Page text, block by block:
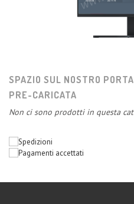
SPAZIO SUL NOSTRO
PRE-CARICATA
Non ci sono prodotti in questa